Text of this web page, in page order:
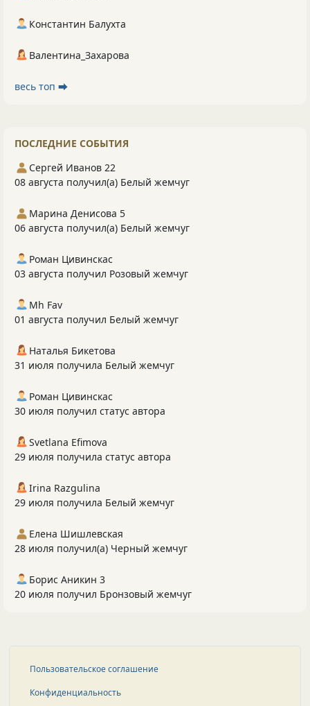
Константин Балухта
Валентина_Захарова
весь топ ⮕
ПОСЛЕДНИЕ СОБЫТИЯ
Сергей Иванов 22
08 августа получил(а) Белый жемчуг
Марина Денисова 5
06 августа получил(а) Белый жемчуг
Роман Цивинскас
03 августа получил Розовый жемчуг
Mh Fav
01 августа получил Белый жемчуг
Наталья Бикетова
31 июля получила Белый жемчуг
Роман Цивинскас
30 июля получил статус автора
Svetlana Efimova
29 июля получила статус автора
Irina Razgulina
29 июля получила Белый жемчуг
Елена Шишлевская
28 июля получил(а) Черный жемчуг
Борис Аникин 3
20 июля получил Бронзовый жемчуг
Пользовательское соглашение
Конфиденциальность